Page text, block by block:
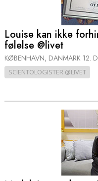
Louise kan ikke
følelse @livet
KØBENHAVN, DANMARK 12.
SCIENTOLOGISTER @LIVET